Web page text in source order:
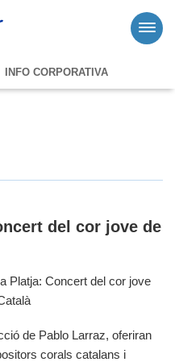
INFO CORPORATIVA
del cor jove de
Platja: Concert del cor jove
de Pablo Larraz, oferiran
corals catalans i